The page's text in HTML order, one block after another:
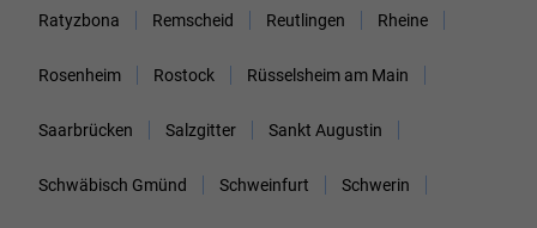
Ratyzbona Remscheid Reutlingen Rheine
Rosenheim Rostock Rüsselsheim am Main
Saarbrücken Salzgitter Sankt Augustin
Schwäbisch Gmünd Schweinfurt Schwerin